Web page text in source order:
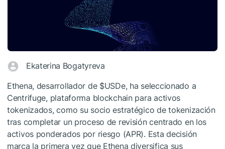
Ekaterina Bogatyreva
Ethena, desarrollador de $USDe, ha seleccionado a
Centrifuge, plataforma blockchain para activos
tokenizados, como su socio estratégico de tokenización
tras completar un proceso de revisión centrado en los
activos ponderados por riesgo (APR). Esta decisión
marca la primera vez que Ethena diversifica sus